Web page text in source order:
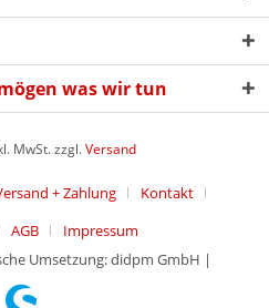
was wir tun
MwSt. zzgl.Versand
+ Zahlung
Kontakt
AGB
Impressum
Umsetzung: didpm GmbH |